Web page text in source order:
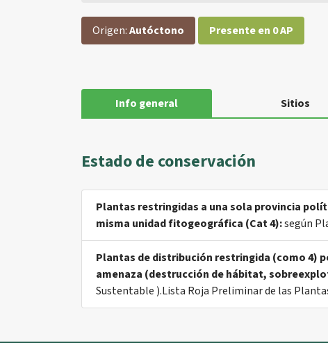
Origen:Autóctono Presente en 0 AP
Info general Sitios
Estado de conservación
Plantas restringidas a una sola provincia
misma unidad fitogeográfica (Cat 4):según
Plantas de distribución restringida (como 4)
amenaza (destrucción de hábitat,
Sustentable ).Lista Roja Preliminar de las